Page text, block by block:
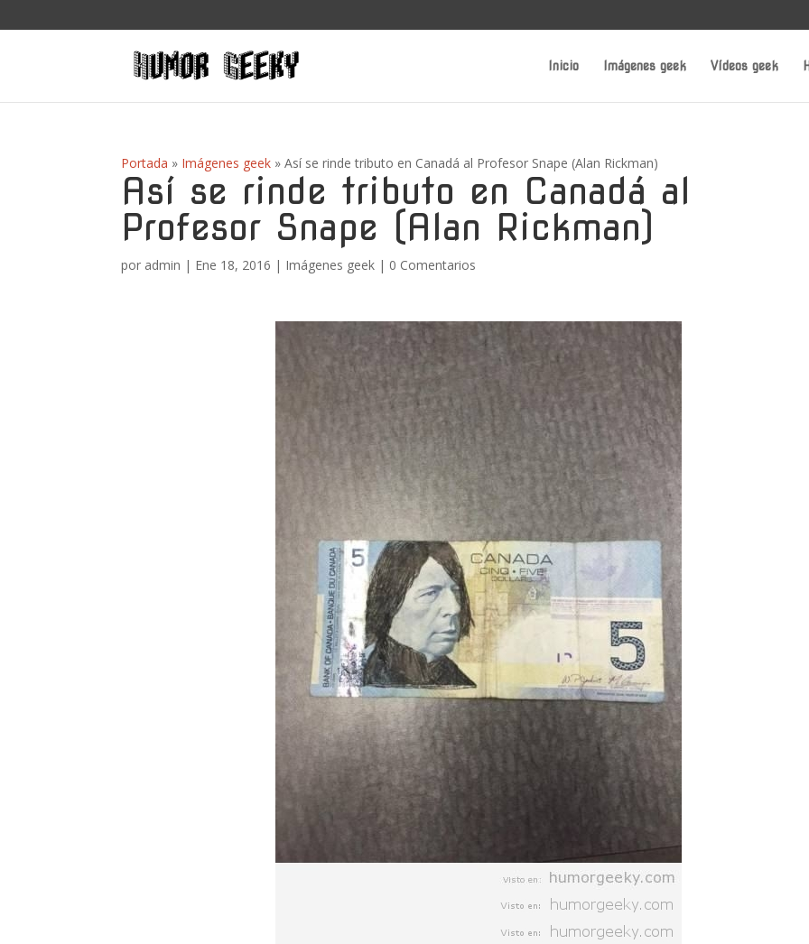
Inicio Imágenes geek Vídeos geek
Portada » Imágenes geek »Así se rinde tributo en Canadá al Profesor Snape (Alan Rickman)
Así se rinde tributo en Canadá al
Profesor Snape (Alan Rickman)
por admin | Ene 18, 2016 | Imágenes geek | 0 Comentarios